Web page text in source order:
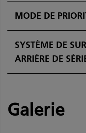
MODE DE
SYSTÈME DE
ARRIÈRE DE
Galerie